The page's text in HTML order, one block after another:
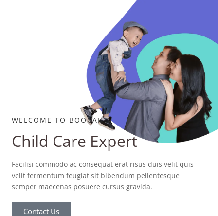
WELCOME TO BOOCAH
Child Care Expert
Facilisi commodo ac consequat erat risus duis velit quis
velit fermentum feugiat sit bibendum pellentesque
semper maecenas posuere cursus gravida.
Contact Us